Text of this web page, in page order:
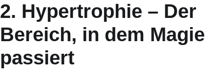
2. Hypertrophie – Der
Bereich, in dem Magie
passiert